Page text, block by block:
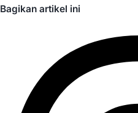
Bagikan artikel ini